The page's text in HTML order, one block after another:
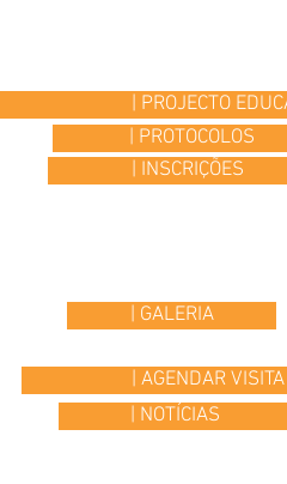
| PROJECTO
| PROTOCOLOS
| INSCRIÇÕES
| GALERIA
| AGENDAR VISITA
| NOTÍCIAS